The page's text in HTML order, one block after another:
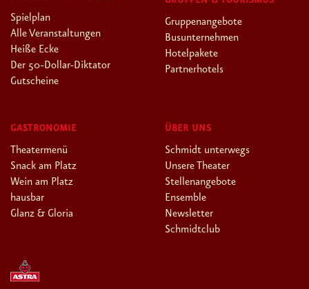
Spielplan
Alle Veranstaltungen
Heiße Ecke
Der 50-Dollar-Diktator
Gutscheine
Gruppenangebote
Busunternehmen
Hotelpakete
Partnerhotels
GASTRONOMIE
Theatermenü
Snack am Platz
Wein am Platz
hausbar
Glanz & Gloria
ÜBER UNS
Schmidt unterwegs
Unsere Theater
Stellenangebote
Ensemble
Newsletter
Schmidtclub